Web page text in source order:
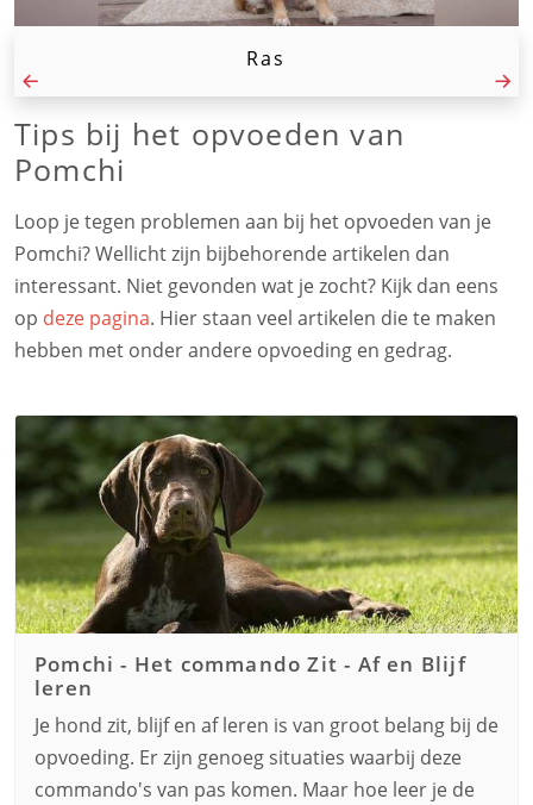
Ras
Tips bij het opvoeden van
Pomchi
Loop je tegen problemen aan bij het opvoeden van je
Pomchi? Wellicht zijn bijbehorende artikelen dan
interessant. Niet gevonden wat je zocht? Kijk dan eens
op deze pagina. Hier staan veel artikelen die te maken
hebben met onder andere opvoeding en gedrag.
Pomchi - Het commando Zit - Af en Blijf
leren
Je hond zit, blijf en af leren is van groot belang bij de
opvoeding. Er zijn genoeg situaties waarbij deze
commando's van pas komen. Maar hoe leer je de